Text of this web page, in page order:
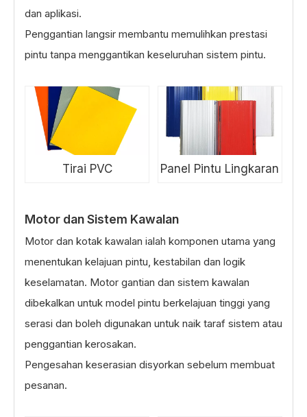
dan aplikasi.
Penggantian langsir membantu memulihkan prestasi
pintu tanpa menggantikan keseluruhan sistem pintu.
Tirai PVC Panel Pintu Lingkaran
Motor dan Sistem Kawalan
Motor dan kotak kawalan ialah komponen utama yang
menentukan kelajuan pintu, kestabilan dan logik
keselamatan. Motor gantian dan sistem kawalan
dibekalkan untuk model pintu berkelajuan tinggi yang
serasi dan boleh digunakan untuk naik taraf sistem atau
penggantian kerosakan.
Pengesahan keserasian disyorkan sebelum membuat
pesanan.